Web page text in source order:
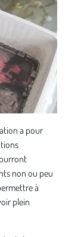
a pour
non ou peu
à
plein